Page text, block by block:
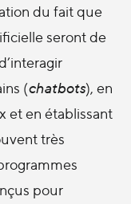
du fait que
seront de
(chatbots), en
et en établissant
très
pour